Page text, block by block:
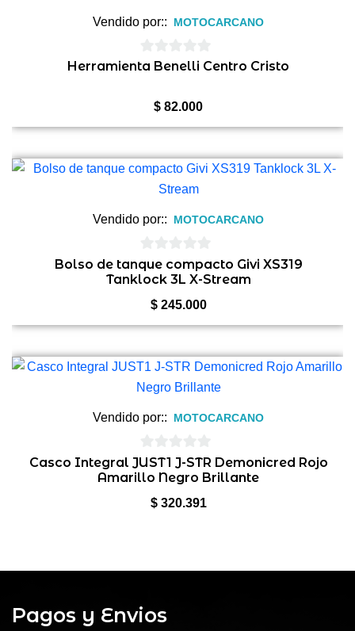
Vendido por:: MOTOCARCANO
0
Herramienta Benelli Centro Cristo
$ 82.000
Vendido por:: MOTOCARCANO
0
de
Bolso de tanque compacto Givi XS319
Tanklock 3L X-Stream
$245.000
Vendido por:: MOTOCARCANO
0
de
Casco Integral JUST1 J-STR Demonicred Rojo
Amarillo Negro Brillante
$320.391
Pagos y Envios